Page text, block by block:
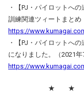
・【PJ・パイロットへ
訓練関連ツィートまとめ
https://
・【PJ・パイロットへ
になりました。（2021年
https://
★ ★